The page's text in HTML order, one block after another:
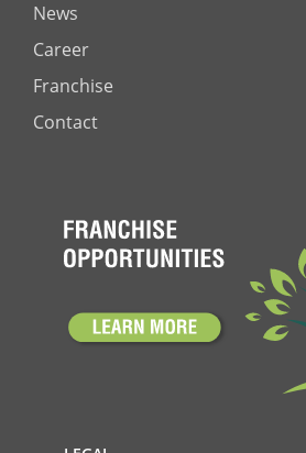
News
Career
Franchise
Contact